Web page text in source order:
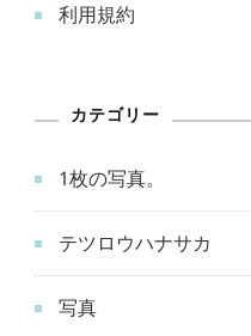
利用規約
カテゴリー
1枚の写真。
テツロウハナサカ
写真